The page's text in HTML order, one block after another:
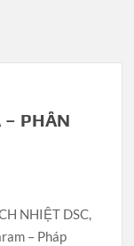
– PHÂN
NHIỆT DSC,
– Pháp